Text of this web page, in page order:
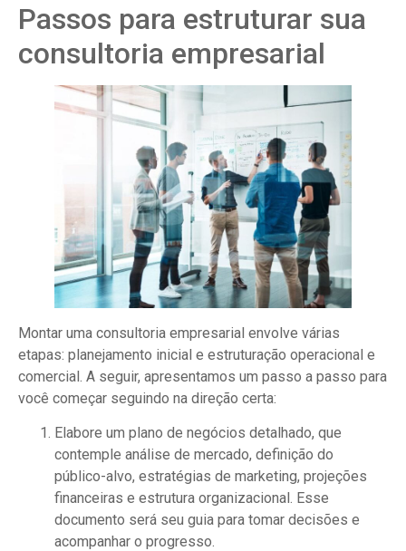
Passos para estruturar sua
consultoria empresarial
Montar uma consultoria empresarial envolve várias
etapas: planejamento inicial e estruturação operacional e
comercial. A seguir, apresentamos um passo a passo para
você começar seguindo na direção certa:
Elabore um plano de negócios detalhado, que
contemple análise de mercado, definição do
público-alvo, estratégias de marketing, projeções
financeiras e estrutura organizacional. Esse
documento será seu guia para tomar decisões e
acompanhar o progresso.